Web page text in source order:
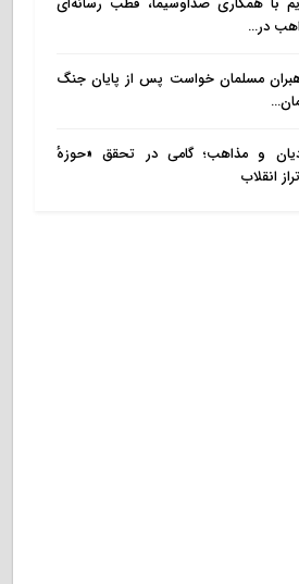
در…
مسلمان خواست پس از پایان جنگ
و مذاهب؛ گامی در تحقق «حوزهٔ
انقلاب